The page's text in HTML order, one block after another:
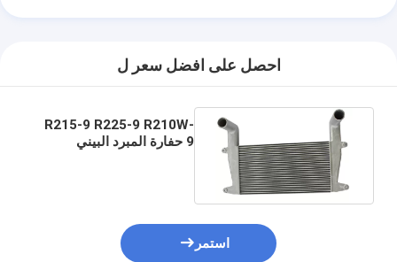
احصل على افضل سعر ل
R215-9 R225-9 R210W-
9 حفارة المبرد البيني
استمر